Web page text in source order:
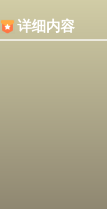
详细内容